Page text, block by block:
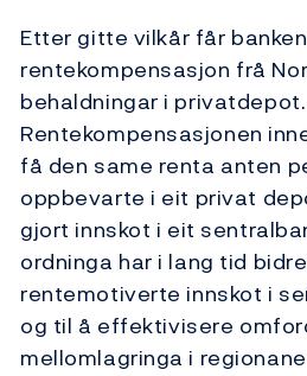
Etter gitte vilkår får banken
rentekompensasjon frå
behaldningar i privatdepot.
Rentekompensasjonen
få den same renta anten
oppbevarte i eit privat
gjort innskot i eit
ordninga har i lang tid
rentemotiverte innskot i
og til å effektivisere
mellomlagringa i